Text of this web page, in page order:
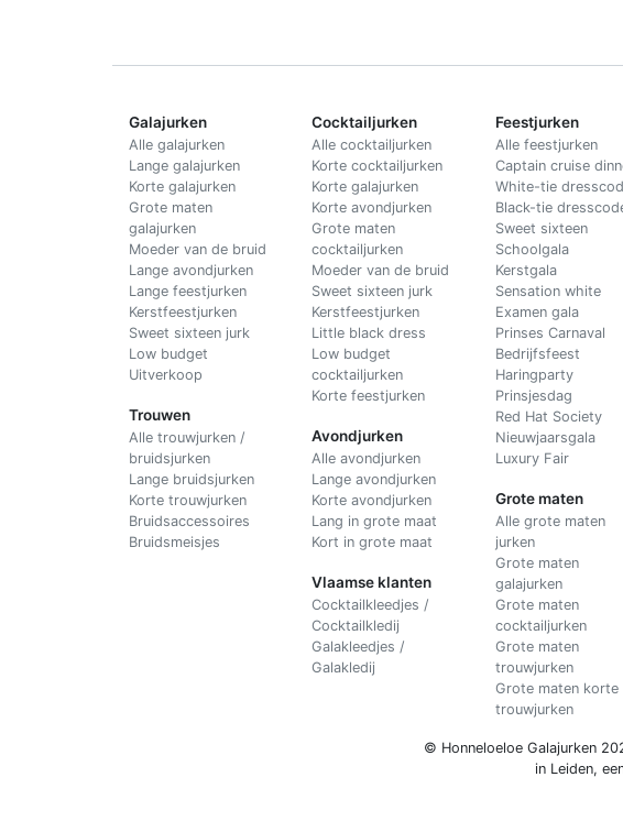
Galajurken
Alle galajurken
Lange galajurken
Korte galajurken
Grote maten
galajurken
Moeder van de bruid
Lange avondjurken
Lange feestjurken
Kerstfeestjurken
Sweet sixteen jurk
Low budget
Uitverkoop
Trouwen
Alle trouwjurken /
bruidsjurken
Lange bruidsjurken
Korte trouwjurken
Bruidsaccessoires
Bruidsmeisjes
Cocktailjurken
Alle cocktailjurken
Korte cocktailjurken
Korte galajurken
Korte avondjurken
Grote maten
cocktailjurken
Moeder van de bruid
Sweet sixteen jurk
Kerstfeestjurken
Little black dress
Low budget
cocktailjurken
Korte feestjurken
Avondjurken
Alle avondjurken
Lange avondjurken
Korte avondjurken
Lang in grote maat
Kort in grote maat
Vlaamse klanten
Cocktailkleedjes /
Cocktailkledij
Galakleedjes /
Galakledij
Feestjurken
Alle feestjurken
Captain cruise
White-tie
Black-tie
Sweet sixteen
Schoolgala
Kerstgala
Sensation white
Examen gala
Prinses Carnaval
Bedrijfsfeest
Haringparty
Prinsjesdag
Red Hat Society
Nieuwjaarsgala
Luxury Fair
Grote maten
Alle grote maten
jurken
Grote maten
galajurken
Grote maten
cocktailjurken
Grote maten
trouwjurken
Grote maten korte
trouwjurken
© Honneloeloe Galajurken
in Leiden,